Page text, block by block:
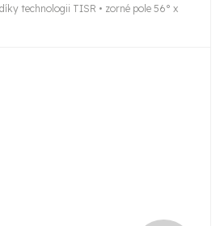
technologii TISR • zorné pole 56° x